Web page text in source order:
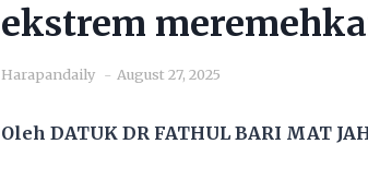
ekstrem
Harapandaily August 27, 2025
Oleh DATUK DR FATHUL BARI MAT